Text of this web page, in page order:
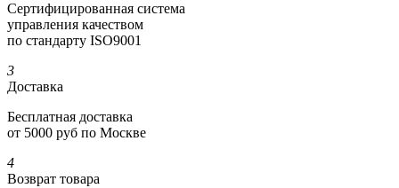
Сертифициро­ванная система
управления качеством
по стандарту ISO9001
3
Доставка
Бесплатная доставка
от 5000 руб по Москве
4
Возврат товара